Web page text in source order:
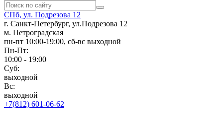
СПб, ул. Подрезова 12
г. Санкт-Петербург, ул.Подрезова 12
м. Петроградская
пн-пт 10:00-19:00, сб-вс выходной
Пн-Пт:
10:00 - 19:00
Суб:
выходной
Вс:
выходной
+7(812) 601-06-62